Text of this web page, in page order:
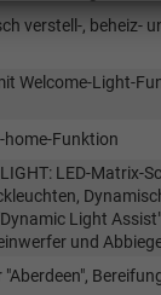
verstell-, beheiz-
Welcome-Light-
home-Funktion
LED-Matrix-
Light
und